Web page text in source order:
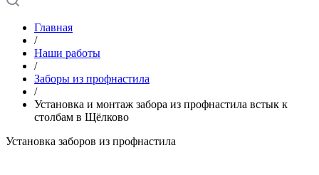
Главная
/
Наши работы
/
Заборы из профнастила
/
Установка и монтаж забора из профнастила встык к
столбам в Щёлково
Установка заборов из профнастила